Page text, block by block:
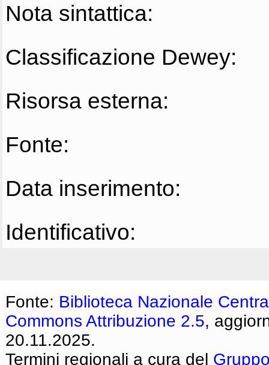
Nota sintattica:
Classificazione Dewey:
Risorsa esterna:
Fonte:
Data inserimento:
Identificativo:
Fonte: Biblioteca Nazionale
Commons Attribuzione 2.5,
20.11.2025.
Termini regionali a cura del